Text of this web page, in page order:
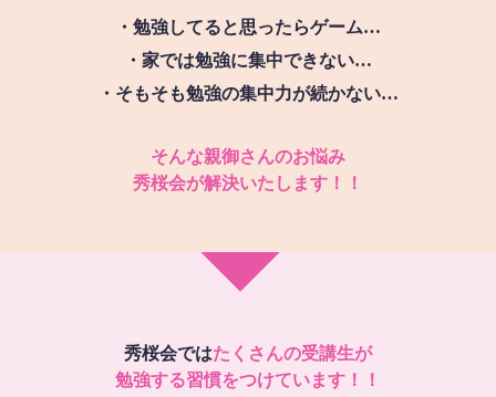
・勉強してると思ったらゲーム…
・家では勉強に集中できない…
・そもそも勉強の集中力が続かない…
そんな親御さんのお悩み
秀桜会が解決いたします！！
秀桜会ではたくさんの受講生が
勉強する習慣をつけています！！